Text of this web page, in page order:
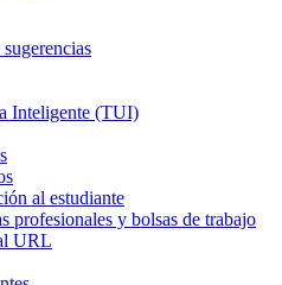
Inteligente (TUI)
al estudiante
profesionales y bolsas de trabajo
URL